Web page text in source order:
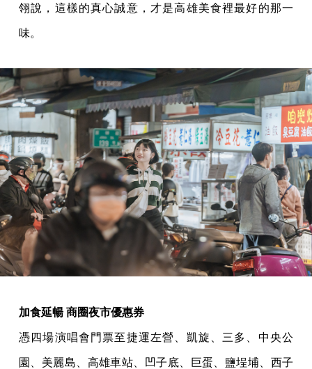
翎說，這樣的真心誠意，才是高雄美食裡最好的那一
味。
加食延暢 商圈夜市優惠券
憑四場演唱會門票至捷運左營、凱旋、三多、中央公
園、美麗島、高雄車站、凹子底、巨蛋、鹽埕埔、西子